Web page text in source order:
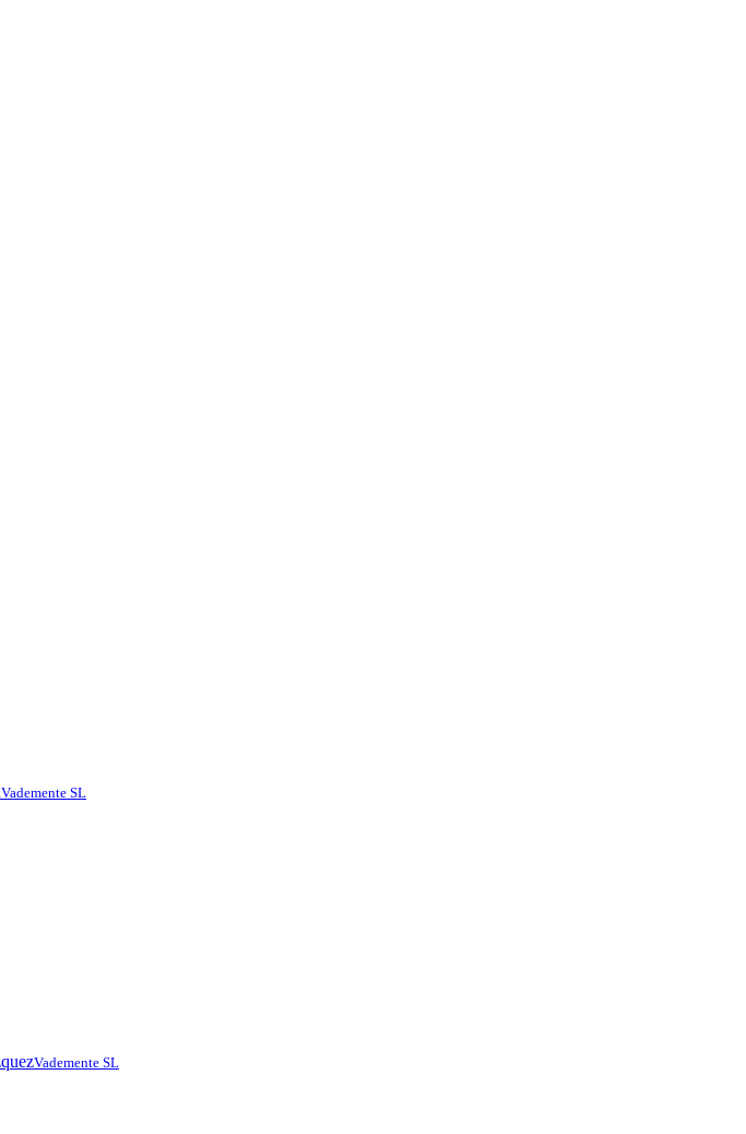
Vademente SL
Vademente SL